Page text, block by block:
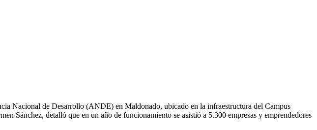
Nacional de Desarrollo (ANDE) en Maldonado, ubicado en la infraestructura del Campus
Sánchez, detalló que en un año de funcionamiento se asistió a 5.300 empresas y emprendedores